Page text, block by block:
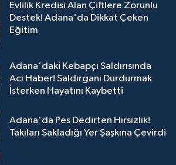
Evlilik Kredisi Alan Çiftlere Zorunlu
Destek! Adana'da Dikkat Çeken
Eğitim
Adana'daki Kebapçı Saldırısında
Acı Haber! Saldırganı Durdurmak
İsterken Hayatını Kaybetti
Adana'da Pes Dedirten Hırsızlık!
Takıları Sakladığı Yer Şaşkına Çevirdi